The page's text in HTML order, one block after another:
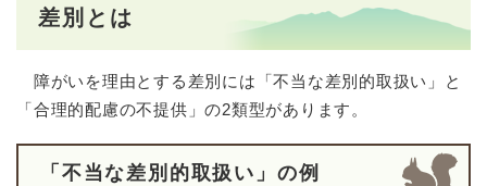
差別とは
障がいを理由とする差別には「不当な差別的取扱い」と
「合理的配慮の不提供」の2類型があります。
「不当な差別的取扱い」の例